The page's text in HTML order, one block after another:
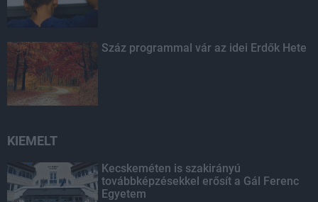
Száz programmal vár az idei Erdők Hete
KIEMELT
Kecskeméten is szakirányú
továbbképzésekkel erősít a Gál Ferenc
Egyetem